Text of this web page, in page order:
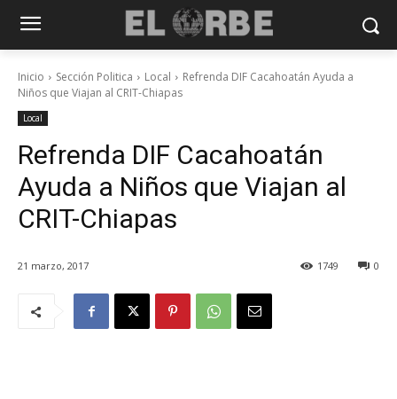
Inicio Sección Politica Local
Refrenda DIF Cacahoatán Ayuda a
Niños que Viajan al CRIT-Chiapas
Local
Refrenda DIF Cacahoatán
Ayuda a Niños que Viajan al
CRIT-Chiapas
21 marzo, 2017 0
1749